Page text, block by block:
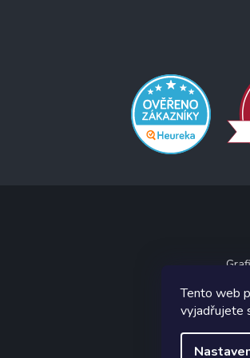
Tento web
vyjadřujete